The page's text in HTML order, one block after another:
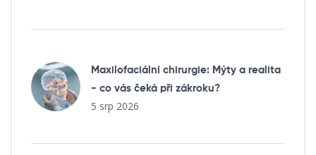
Maxilofaciální chirurgie: Mýty a realita
- co vás čeká při zákroku?
5 srp 2026